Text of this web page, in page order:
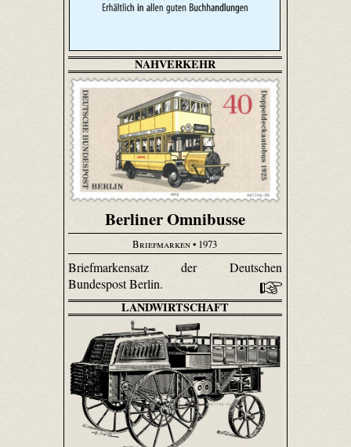
NAHVERKEHR
Berliner Omnibusse
Briefmarken• 1973
Briefmarkensatz der Deutschen
Bundespost Berlin.
LANDWIRTSCHAFT